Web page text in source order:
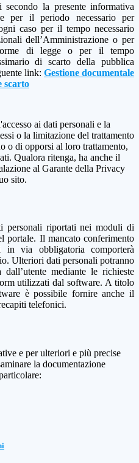
la presente informativa
per il periodo necessario per
caso per il tempo necessario
dell’Amministrazione o per
di legge o per il tempo
di scarto della pubblica
link: Gestione documentale
scarto
ai dati personali e la
o la limitazione del trattamento
o di opporsi al loro trattamento,
Qualora ritenga, ha anche il
al Garante della Privacy
sito.
personali riportati nei moduli di
portale. Il mancato conferimento
in via obbligatoria comporterà
Ulteriori dati personali potranno
mediante le richieste
utilizzati dal software. A titolo
è possibile fornire anche il
telefonici.
e per ulteriori e più precise
la documentazione